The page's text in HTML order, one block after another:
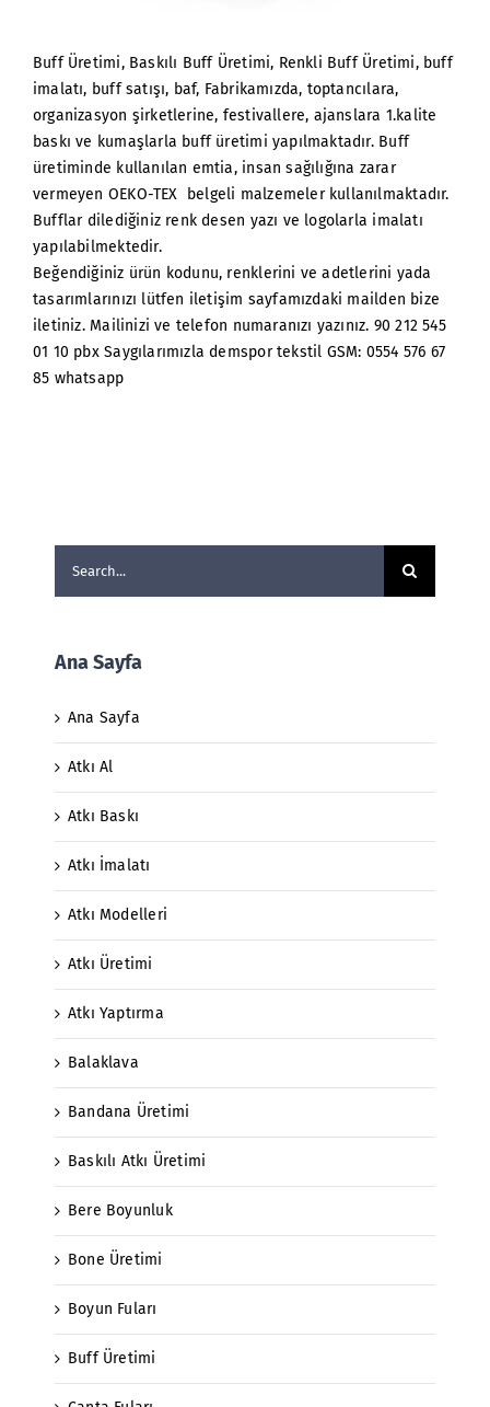
Buff Üretimi, Baskılı Buff Üretimi, Renkli Buff Üretimi, buff
imalatı, buff satışı, baf, Fabrikamızda, toptancılara,
organizasyon şirketlerine, festivallere, ajanslara 1.kalite
baskı ve kumaşlarla buff üretimi yapılmaktadır. Buff
üretiminde kullanılan emtia, insan sağılığına zarar
vermeyen OEKO-TEX belgeli malzemeler kullanılmaktadır.
Bufflar dilediğiniz renk desen yazı ve logolarla imalatı
yapılabilmektedir.
Beğendiğiniz ürün kodunu, renklerini ve adetlerini yada
tasarımlarınızı lütfen iletişim sayfamızdaki mailden bize
iletiniz. Mailinizi ve telefon numaranızı yazınız. 90 212 545
01 10 pbx Saygılarımızla demspor tekstil GSM: 0554 576 67
85 whatsapp
Ana Sayfa
Ana Sayfa
Atkı Al
Atkı Baskı
Atkı İmalatı
Atkı Modelleri
Atkı Üretimi
Atkı Yaptırma
Balaklava
Bandana Üretimi
Baskılı Atkı Üretimi
Bere Boyunluk
Bone Üretimi
Boyun Fuları
Buff Üretimi